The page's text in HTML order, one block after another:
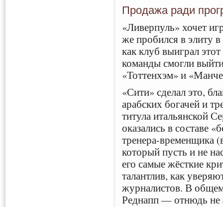
Продажа ради
«Ливерпуль» хочет
же пробился в элиту
как клуб выиграл
команды смогли
«Тоттенхэм» и
«Сити» сделал это,
арабских богачей и
титула итальянской
оказались в составе
тренера-временщика
который пусть и не
его самые жёсткие
талантлив, как
журналистов. В
Реднапп — отнюдь не